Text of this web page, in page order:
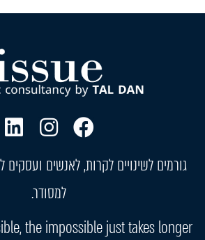
גורמים לשינויים לקרות, לאנשים
למסודר.
the impossible just takes longer